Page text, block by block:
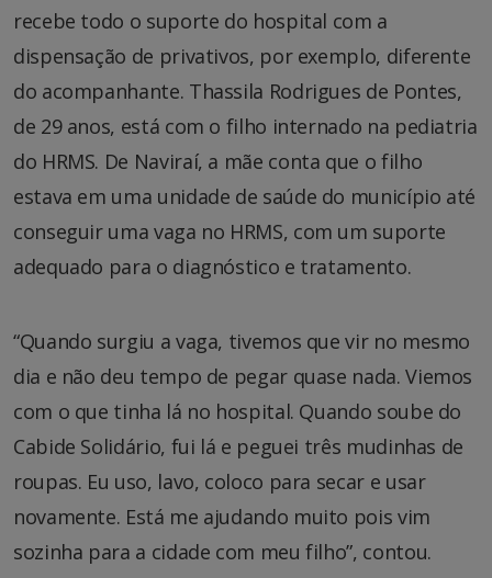
recebe todo o suporte do hospital com a
dispensação de privativos, por exemplo, diferente
do acompanhante. Thassila Rodrigues de Pontes,
de 29 anos, está com o filho internado na pediatria
do HRMS. De Naviraí, a mãe conta que o filho
estava em uma unidade de saúde do município até
conseguir uma vaga no HRMS, com um suporte
adequado para o diagnóstico e tratamento.
“Quando surgiu a vaga, tivemos que vir no mesmo
dia e não deu tempo de pegar quase nada. Viemos
com o que tinha lá no hospital. Quando soube do
Cabide Solidário, fui lá e peguei três mudinhas de
roupas. Eu uso, lavo, coloco para secar e usar
novamente. Está me ajudando muito pois vim
sozinha para a cidade com meu filho”, contou.